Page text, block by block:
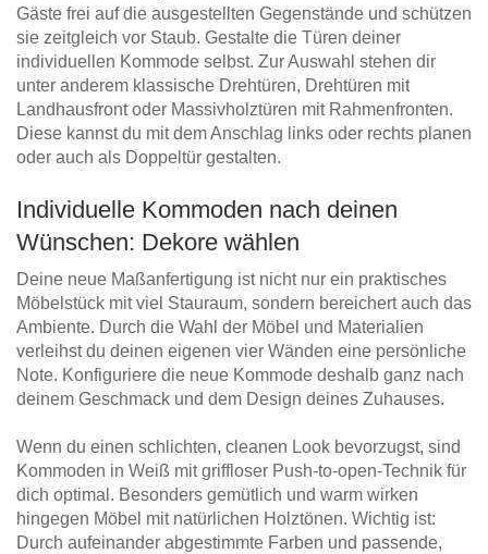
Gäste frei auf die ausgestellten Gegenstände und schützen
sie zeitgleich vor Staub. Gestalte die Türen deiner
individuellen Kommode selbst. Zur Auswahl stehen dir
unter anderem klassische Drehtüren, Drehtüren mit
Landhausfront oder Massivholztüren mit Rahmenfronten.
Diese kannst du mit dem Anschlag links oder rechts planen
oder auch als Doppeltür gestalten.
Individuelle Kommoden nach deinen
Wünschen: Dekore wählen
Deine neue Maßanfertigung ist nicht nur ein praktisches
Möbelstück mit viel Stauraum, sondern bereichert auch das
Ambiente. Durch die Wahl der Möbel und Materialien
verleihst du deinen eigenen vier Wänden eine persönliche
Note. Konfiguriere die neue Kommode deshalb ganz nach
deinem Geschmack und dem Design deines Zuhauses.
Wenn du einen schlichten, cleanen Look bevorzugst, sind
Kommoden in Weiß mit griffloser Push-to-open-Technik für
dich optimal. Besonders gemütlich und warm wirken
hingegen Möbel mit natürlichen Holztönen. Wichtig ist:
Durch aufeinander abgestimmte Farben und passende,